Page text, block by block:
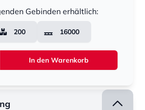
Gebinden erhältlich:
200 16000
In den Warenkorb